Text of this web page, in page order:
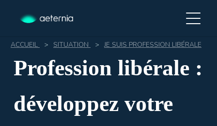
ACCUEIL > SITUATION > JE SUIS PROFESSION LIBÉRALE
Profession libérale :
développez votre